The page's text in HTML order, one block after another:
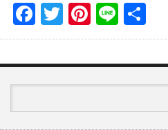
Facebook
Twitter
Pinterest
Line
有